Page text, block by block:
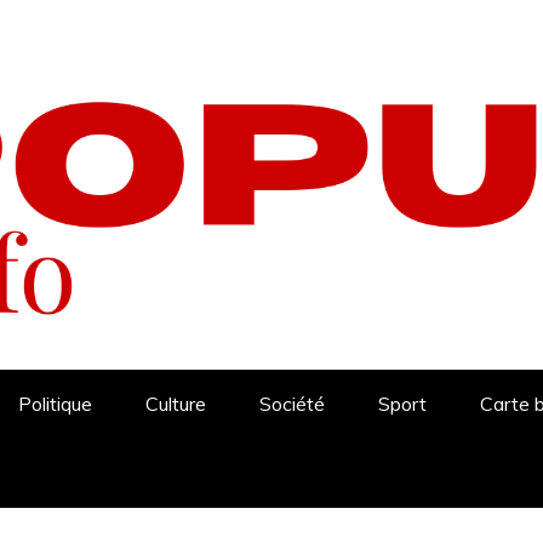
Politique Culture Société Sport Carte